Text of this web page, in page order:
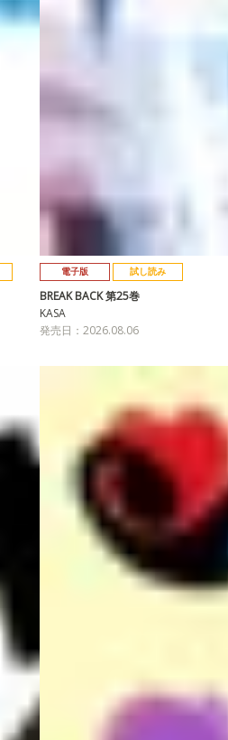
電子版 試し読み
BREAK BACK 第25巻
KASA
発売日：2026.08.06